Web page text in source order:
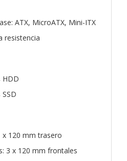
ATX, MicroATX, Mini-ITX
resistencia
HDD
x 120 mm trasero
3 x 120 mm frontales